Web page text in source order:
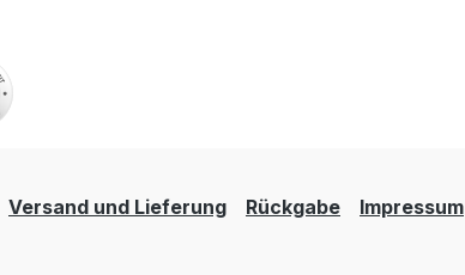
Versand und Lieferung Rückgabe Impressum